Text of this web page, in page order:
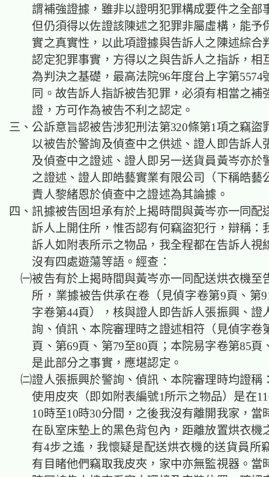
謂補強證據，雖非以證明犯罪構成要件之全部
但仍須得以佐證該陳述之犯罪非屬虛構，能予
實之真實性，以此項證據與告訴人之陳述綜合
認定犯罪事實，方得以之與告訴人之指訴，相
為判決之基礎，最高法院96年度台上字第5574
同。故告訴人指訴被告犯罪，必須有相當之補
證，方可作為被告不利之認定。
三、公訴意旨認被告涉犯刑法第320條第1項之竊盜
以被告於警詢及偵查中之供述、證人即告訴人
及偵查中之證述、證人即另一送貨員黃岑亦於
之證述、證人即皓藝實業有限公司（下稱皓藝
責人黎緒恩於偵查中之證述為其論據。
四、訊據被告固坦承有於上揭時間與黃岑亦一同配
訴人上開住所，惟否認有何竊盜犯行，辯稱：
訴人如附表所示之物品，我全程都在告訴人視
沒有四處遊蕩等語。經查：
㈠被告有於上揭時間與黃岑亦一同配送烘衣機至
所，業據被告供承在卷（見偵字卷第9頁、第
字卷第44頁），核與證人即告訴人張振興、證
詢、偵訊、本院審理時之證述相符（見偵字卷
頁、第69頁、第79至80頁；本院易字卷第85頁
是此部分之事實，應堪認定。
㈡證人張振興於警詢、偵訊、本院審理時均證稱
使用皮夾（即如附表編號1所示之物品）是在
10時至10時30分間，之後我沒有離開我家，當
在臥室床墊上的黑色背包內，距離放置烘衣機
有4步之遙，我懷疑是配送烘衣機的送貨員所
有目睹他們竊取我皮夾，家中亦無監視器。當